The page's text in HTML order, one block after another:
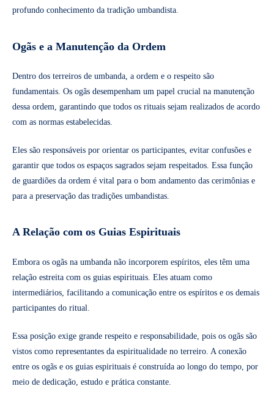
profundo conhecimento da tradição umbandista.
Ogãs e a Manutenção da Ordem
Dentro dos terreiros de umbanda, a ordem e o respeito são
fundamentais. Os ogãs desempenham um papel crucial na manutenção
dessa ordem, garantindo que todos os rituais sejam realizados de acordo
com as normas estabelecidas.
Eles são responsáveis por orientar os participantes, evitar confusões e
garantir que todos os espaços sagrados sejam respeitados. Essa função
de guardiões da ordem é vital para o bom andamento das cerimônias e
para a preservação das tradições umbandistas.
A Relação com os Guias Espirituais
Embora os ogãs na umbanda não incorporem espíritos, eles têm uma
relação estreita com os guias espirituais. Eles atuam como
intermediários, facilitando a comunicação entre os espíritos e os demais
participantes do ritual.
Essa posição exige grande respeito e responsabilidade, pois os ogãs são
vistos como representantes da espiritualidade no terreiro. A conexão
entre os ogãs e os guias espirituais é construída ao longo do tempo, por
meio de dedicação, estudo e prática constante.